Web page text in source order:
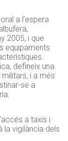
a l’espera
2005, i que
equipaments
defineix una
i a més
se a
a taxis i
la vigilància dels